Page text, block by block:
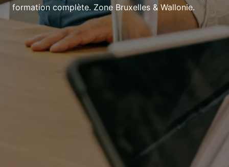
formation complète. Zone Bruxelles & Wallonie.